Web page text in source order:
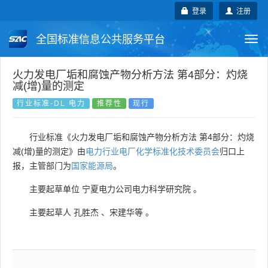
注册
登录
全国标准信息公共服务平台
国家标准 行业标准 地方标准
团体标准 企业标准
国外标准 技术委员会
火力发电厂垢和腐蚀产物分析方法 第4部分：灼烧
减(增)量的测定
行业标准-DL 电力 推荐性 现行
行业标准《火力发电厂垢和腐蚀产物分析方法 第4部分：灼烧
减(增)量的测定》由电力行业电厂化学标准化技术委员会归口上
报，主管部门为国家能源局。
主要起草单位 宁夏电力公司电力科学研究院 。
主要起草人 孔胜杰 、 宋建华等 。